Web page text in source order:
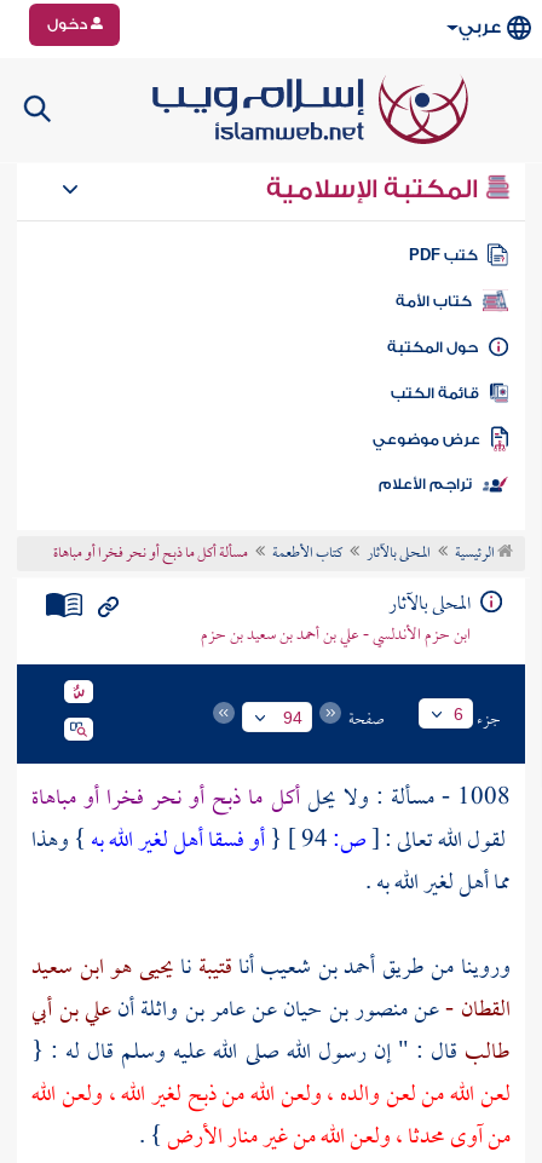
عربي دخول
المكتبة الإسلامية
كتب PDF
كتاب الأمة
المكتبة
الكتب
موضوعي
تراجم الأعلام
الرئيسية المحلى بالآثار كتاب الأطعمة مسألة أكل ما ذبح أو نحر فخرا أو مباهاة
المحلى بالآثار
ابن حزم الأندلسي - علي بن أحمد بن سعيد بن حزم
جزء 6 صفحة 94
1008 - مسألة : ولا يحل
أكل ما ذبح أو نحر فخرا أو مباهاة
لقول الله تعالى :[ص: {أو فسقا أهل لغير الله به} وهذا
مما أهل لغير الله به .
وروينا من طريقأحمد بن شعيبأناقتيبةنايحيى هو ابن سعيد
القطان -عنمنصور بن حيانعنعامر بن واثلةأنعلي بن أبي
طالب قال : " إن رسول الله صلى الله عليه وسلم قال له : {
لعن الله من لعن والده ، ولعن الله من ذبح لغير الله ، ولعن الله
من آوى محدثا ، ولعن الله من غير منار الأرض} .